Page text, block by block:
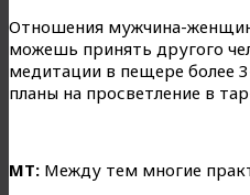
Отношения мужчина-
можешь принять другого
медитации в пещере более
планы на просветление в
МТ: Между тем многие